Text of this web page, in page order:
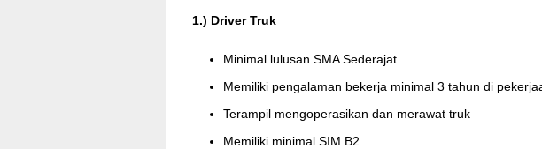
1.) Driver Truk
Minimal lulusan SMA Sederajat
Memiliki pengalaman bekerja minimal 3 tahun di
Terampil mengoperasikan dan merawat truk
Memiliki minimal SIM B2